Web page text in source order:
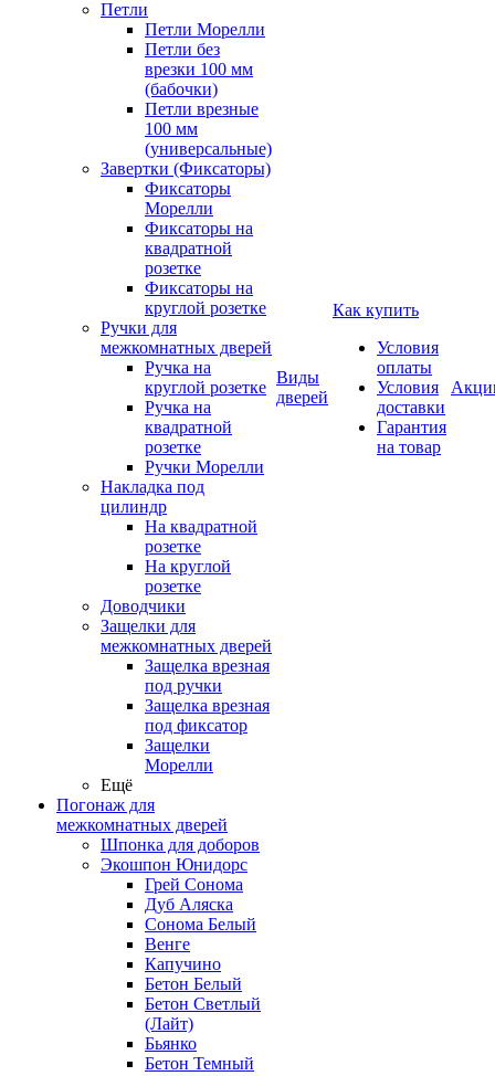
Петли
Петли Морелли
Петли без
врезки 100 мм
(бабочки)
Петли врезные
100 мм
(универсальные)
Завертки (Фиксаторы)
Фиксаторы
Морелли
Фиксаторы на
квадратной
розетке
Фиксаторы на
круглой розетке
Ручки для
межкомнатных дверей
Ручка на
круглой розетке
Ручка на
квадратной
розетке
Ручки Морелли
Накладка под
цилиндр
На квадратной
розетке
На круглой
розетке
Доводчики
Защелки для
межкомнатных дверей
Защелка врезная
под ручки
Защелка врезная
под фиксатор
Защелки
Морелли
Ещё
Погонаж для
межкомнатных дверей
Шпонка для доборов
Экошпон Юнидорс
Грей Сонома
Дуб Аляска
Сонома Белый
Венге
Капучино
Бетон Белый
Бетон Светлый
(Лайт)
Бьянко
Бетон Темный
Виды
дверей
Как купить
Условия
оплаты
Условия
доставки
Гарантия
на товар